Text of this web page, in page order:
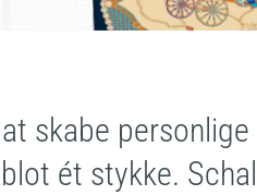
skabe
ét stykke.